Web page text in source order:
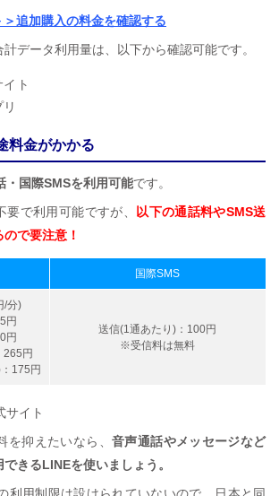
＞追加購入の料金を確認する
データ利用量は、以下から確認可能です。
ト
料金がかかる
・国際SMSを利用可能です。
要で利用可能ですが、
以下の通話料やSMS送
で要注意！
国際SMS
/分)
円
円
265円
175円
送信(1通あたり)：100円
※受信料は無料
サイト
を抑えたいなら、 音声通話やメッセージなど
きるLINEを使いましょう。